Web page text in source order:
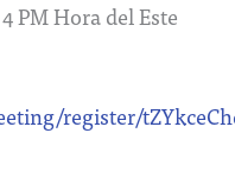
PM Hora del Este
register/